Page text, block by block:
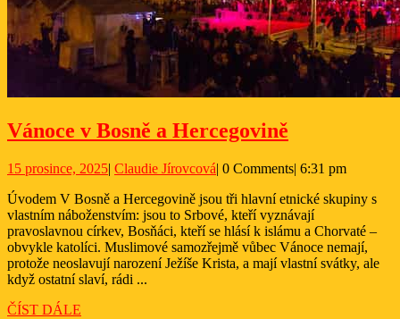
Vánoce v Bosně a Hercegovině
Bosně
a
15 prosince, 202515
2025
| Claudie JírovcováClaudie
| 0 Comments| 6:31 pm
Úvodem V Bosně a Hercegovině jsou tři hlavní etnické skupiny s
vlastním náboženstvím: jsou to Srbové, kteří vyznávají
pravoslavnou církev, Bosňáci, kteří se hlásí k islámu a Chorvaté –
obvykle katolíci. Muslimové samozřejmě vůbec Vánoce nemají,
protože neoslavují narození Ježíše Krista, a mají vlastní svátky, ale
když ostatní slaví, rádi ...
ČÍST DÁLE